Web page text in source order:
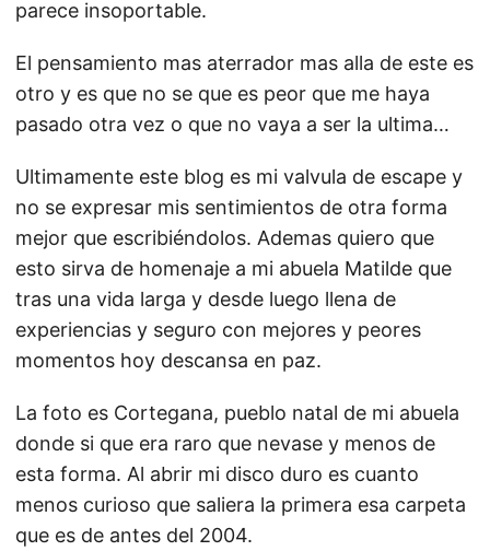
parece insoportable.
El pensamiento mas aterrador mas alla de este es
otro y es que no se que es peor que me haya
pasado otra vez o que no vaya a ser la ultima…
Ultimamente este blog es mi valvula de escape y
no se expresar mis sentimientos de otra forma
mejor que escribiéndolos. Ademas quiero que
esto sirva de homenaje a mi abuela Matilde que
tras una vida larga y desde luego llena de
experiencias y seguro con mejores y peores
momentos hoy descansa en paz.
La foto es Cortegana, pueblo natal de mi abuela
donde si que era raro que nevase y menos de
esta forma. Al abrir mi disco duro es cuanto
menos curioso que saliera la primera esa carpeta
que es de antes del 2004.